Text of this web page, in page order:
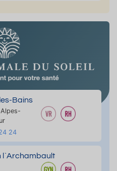
Bains
24
l`Archambault